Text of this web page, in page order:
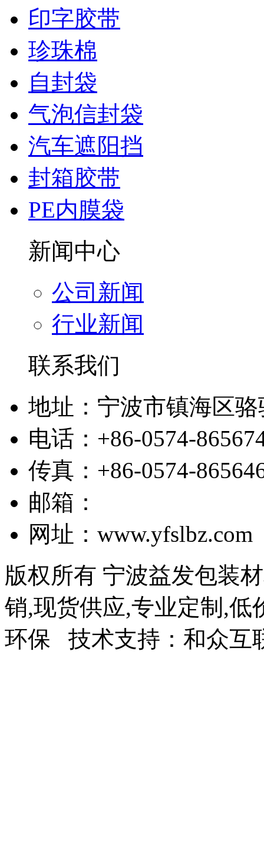
印字胶带
珍珠棉
自封袋
气泡信封袋
汽车遮阳挡
封箱胶带
PE内膜袋
新闻中心
公司新闻
行业新闻
联系我们
地址：宁波市镇海区
电话：+86-0574-
传真：+86-0574-
邮箱：
网址：www.yfslbz.com
版权所有 宁波益发包装
销,现货供应,专业定制,低
环保 技术支持：和众互